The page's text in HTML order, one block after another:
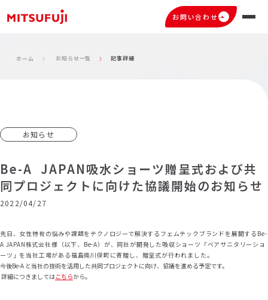
お問い合わせ
ホーム お知らせ一覧 記事詳細
お知らせ
Be-A JAPAN吸水ショーツ贈呈式および共
同プロジェクトに向けた協議開始のお知らせ
2022/04/27
先日、女性特有の悩みや課題をテクノロジーで解決するフェムテックブランドを展開するBe-
A JAPAN株式会社様（以下、Be-A）が、同社が開発した吸収ショーツ「ベアサニタリーショ
ーツ」を当社工場がある福島県川俣町に寄贈し、贈呈式が行われました。
今後Be-A と当社の技術を活用した共同プロジェクトに向け、協議を進める予定です。
詳細につきましてはこちらから。